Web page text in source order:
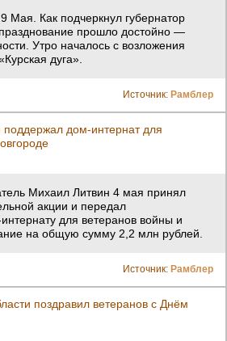
Мая. Как подчеркнул губернатор
прошло достойно —
Утро началось с возложения
дуга».
Источник: Рамблер
дом-интернат для
Михаил Литвин 4 мая принял
акции и передал
для ветеранов войны и
на общую сумму 2,2 млн рублей.
Источник: Рамблер
поздравил ветеранов с Днём